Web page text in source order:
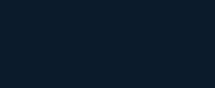
지축365의원의 진료는 체중계 위에서 시작되지 않습니다.
통해 비만의 근본 원인을 파악하는 것부터 시작합니다. 단순
사 문제는 없는지 등을 종합적으로 진단합니다. 이러한 과학